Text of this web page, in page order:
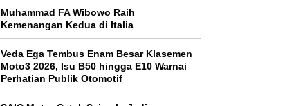
Muhammad FA Wibowo Raih
Kemenangan Kedua di Italia
Veda Ega Tembus Enam Besar Klasemen
Moto3 2026, Isu B50 hingga E10 Warnai
Perhatian Publik Otomotif